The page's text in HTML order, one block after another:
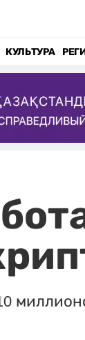
КУЛЬТУРА